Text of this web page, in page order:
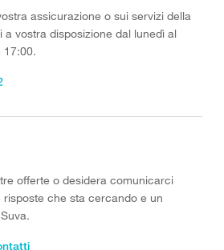
assicurazione o sui servizi della
a vostra disposizione dal lunedì al
17:00.
offerte o desidera comunicarci
che sta cercando e un